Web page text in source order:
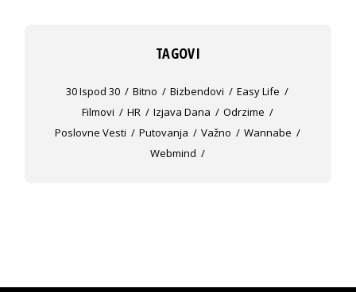
TAGOVI
30 Ispod 30 Bitno Bizbendovi
Easy Life
Filmovi
HR Izjava Dana
Odrzime
Poslovne Vesti
Putovanja Važno
Wannabe
Webmind